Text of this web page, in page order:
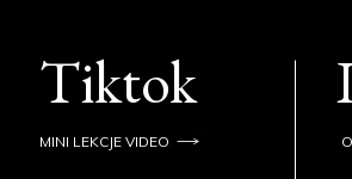
Tiktok
MINI LEKCJE VIDEO